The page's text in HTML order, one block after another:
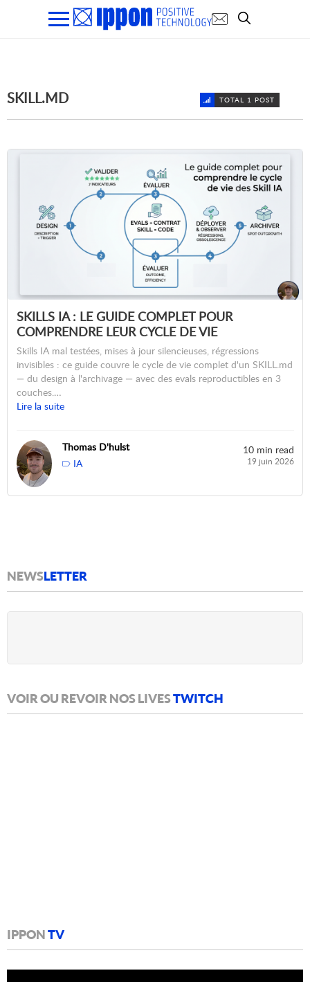
SKILL.MD TOTAL 1 POST
SKILLS IA : LE GUIDE COMPLET POUR
COMPRENDRE LEUR CYCLE DE VIE
Skills IA mal testées, mises à jour silencieuses, régressions
invisibles : ce guide couvre le cycle de vie complet d'un SKILL.md
— du design à l'archivage — avec des evals reproductibles en 3
couches.…
Lire la suite
Thomas D'hulst
IA
10 min read
19 juin 2026
NEWSLETTER
VOIR OU REVOIR NOS LIVESTWITCH
IPPONTV